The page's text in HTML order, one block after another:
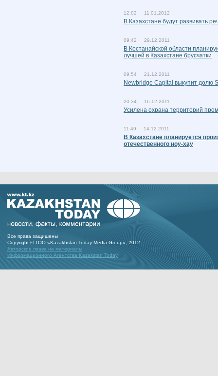
12:02 11.01.2012
В Казахстане будут развивать
09:42 29.12.2011
В Костанайской области
лучшей в Казахстане брусчатки
09:54 21.12.2011
Newbridge Capital выкупит долю
20:34 16.12.2011
Усилена охрана территорий
11:49 14.12.2011
В Казахстане планируется
отечественного ноу-хау
Все права защишены
Copyright © ТОО «Kazakhstan Today Media Group», 2012
Авторские права на материалы
Информационного Агентства Kazakstan Today